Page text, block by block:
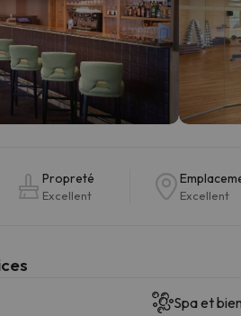
Propreté
Excellent Excellent
Spa et